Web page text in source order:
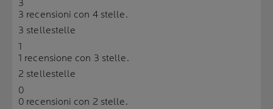
3
3 recensioni con 4 stelle.
3 stellestelle
1
1 recensione con 3 stelle.
2 stellestelle
0
0 recensioni con 2 stelle.